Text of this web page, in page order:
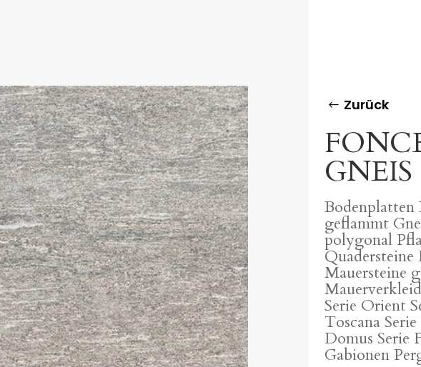
Zurück
GNEIS
Bodenplatten
geflammt
polygonal
Mauersteine
Serie Orient
Toscana
Domus Serie
Gabionen